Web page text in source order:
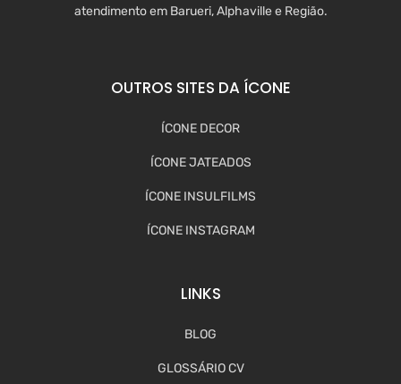
atendimento em Barueri, Alphaville e Região.
OUTROS SITES DA ÍCONE
ÍCONE DECOR
ÍCONE JATEADOS
ÍCONE INSULFILMS
ÍCONE INSTAGRAM
LINKS
BLOG
GLOSSÁRIO CV